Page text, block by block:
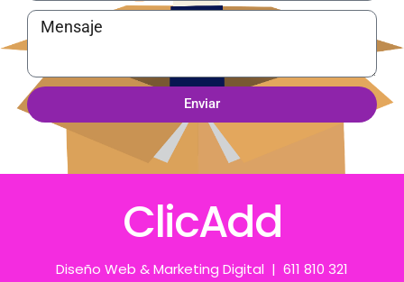
Enviar
ClicAdd
Diseño Web & Marketing Digital | 611 810 321